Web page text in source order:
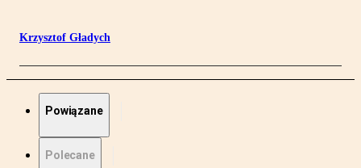
Krzysztof Gładych
Powiązane
Polecane